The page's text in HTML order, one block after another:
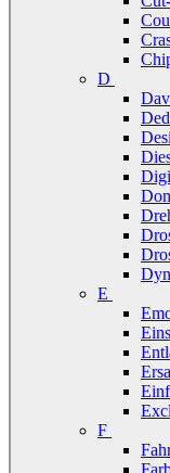
D
E
F